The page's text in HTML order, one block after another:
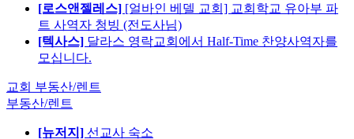
[로스앤젤레스] [얼바인 베델 교회] 교회학교 유아부 파
트 사역자 청빙 (전도사님)
[텍사스] 달라스 영락교회에서 Half-Time 찬양사역자를
모십니다.
교회 부동산/렌트
부동산/렌트
[뉴저지] 선교사 숙소